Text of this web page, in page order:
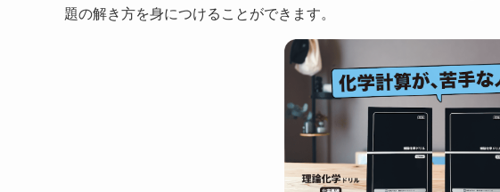
題の解き方を身につけることができます。